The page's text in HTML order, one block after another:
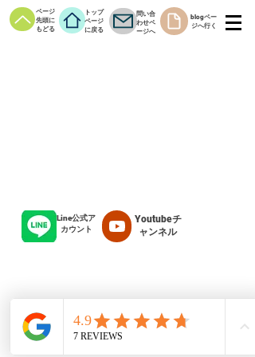
ページ
先頭に
もどる
トップ
ページ
に戻る
問い合
わせペ
ージへ
blogペー
ジへ行く
Line公式ア
カウント
Youtubeチ
ャンネル